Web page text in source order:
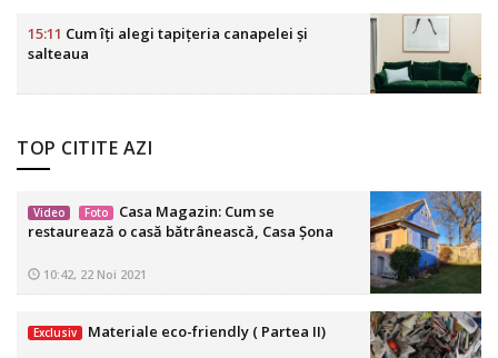
15:11 Cum îți alegi tapițeria canapelei și
salteaua
TOP CITITE AZI
Video Foto
Casa Magazin: Cum se
restaurează o casă bătrânească, Casa Șona
10:42, 22 Noi 2021
Exclusiv Materiale eco-friendly ( Partea II)